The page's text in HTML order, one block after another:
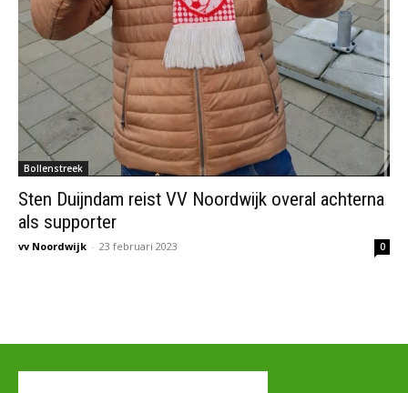
Bollenstreek
Sten Duijndam reist VV Noordwijk overal achterna
als supporter
vv Noordwijk - 23 februari 2023 0